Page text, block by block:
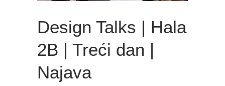
Design Talks | Hala
2B | Treći dan |
Najava